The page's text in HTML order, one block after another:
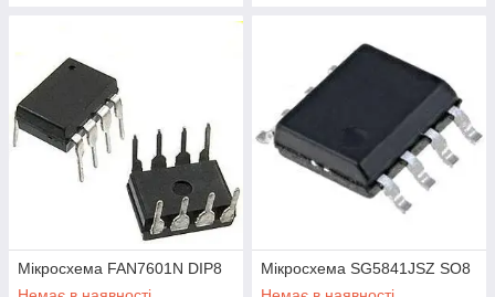
Мікросхема FAN7601N DIP8
Мікросхема SG5841JSZ SO8